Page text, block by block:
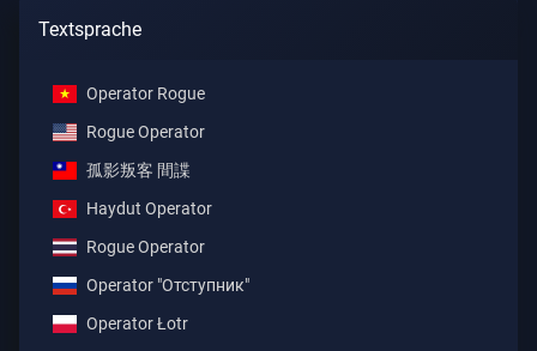
Textsprache
Operator Rogue
Rogue Operator
孤影叛客 間諜
Haydut Operator
Rogue Operator
Operator "Отступник"
Operator Łotr